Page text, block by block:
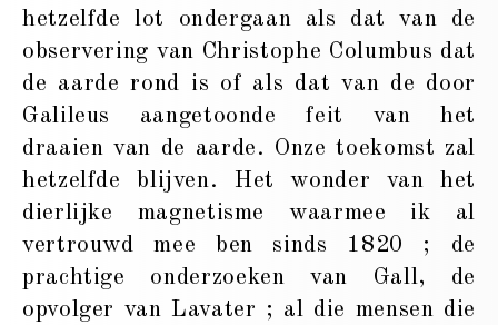
hetzelfde lot ondergaan als dat van de
observering van Christophe Columbus dat
de aarde rond is of als dat van de door
Galileus aangetoonde feit van het
draaien van de aarde. Onze toekomst zal
hetzelfde blijven. Het wonder van het
dierlijke magnetisme waarmee ik al
vertrouwd mee ben sinds 1820 ; de
prachtige onderzoeken van Gall, de
opvolger van Lavater ; al die mensen die